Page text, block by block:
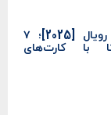
بهترین دک کلش رویال [2025]؛ ۷
با کارت‌های